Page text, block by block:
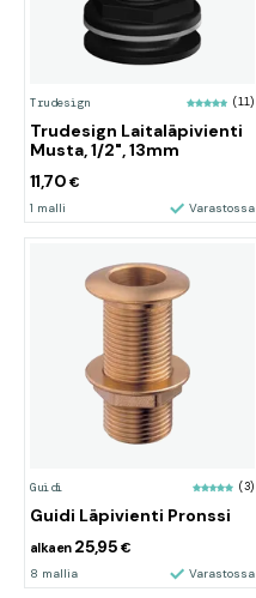
Trudesign (11)
Trudesign Laitaläpivienti
Musta, 1/2", 13mm
11,70 €
1 malli Varastossa
Guidi (3)
Guidi Läpivienti Pronssi
alkaen 25,95 €
8 mallia Varastossa